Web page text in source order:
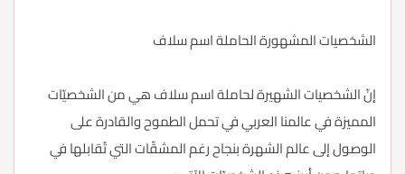
الشخصيات المشهورة الحاملة اسم سلاف
إنّ الشخصيات الشهيرة لحاملة اسم سلاف هي من الشخصيّات
المميزة في عالمنا العربي في تحمل الطموح والقادرة على
الوصول إلى عالم الشهرة بنجاح رغم المشقّات التي تُقابلها في